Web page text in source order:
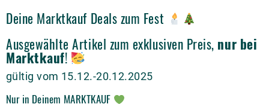
Deine Marktkauf Deals zum Fest
Ausgewählte Artikel zum exklusiven Preis, nur bei
Marktkauf!
gültig vom 15.12.-20.12.2025
Nur in Deinem MARKTKAUF